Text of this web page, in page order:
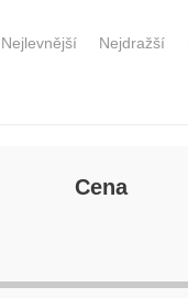
Nejlevnější Nejdražší
Cena